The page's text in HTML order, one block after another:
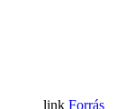
Forrás